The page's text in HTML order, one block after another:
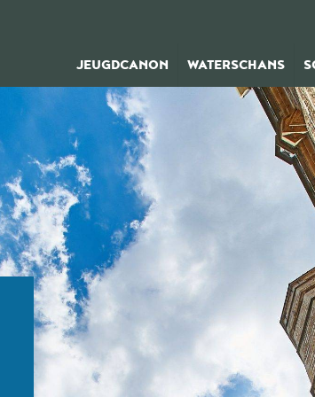
JEUGDCANON WATERSCHANS